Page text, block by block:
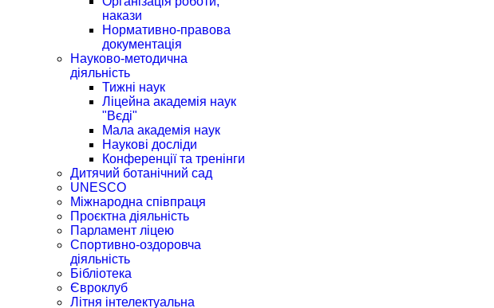
накази
Нормативно-правова
документація
Науково-методична
діяльність
Тижні наук
Ліцейна академія наук
"Вєді"
Мала академія наук
Наукові досліди
Конференції та тренінги
Дитячий ботанічний сад
UNESCO
Міжнародна співпраця
Проєктна діяльність
Парламент ліцею
Спортивно-оздоровча
діяльність
Бібліотека
Євроклуб
Літня інтелектуальна